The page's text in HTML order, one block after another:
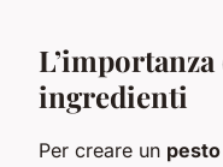
ingredienti
Per creare un